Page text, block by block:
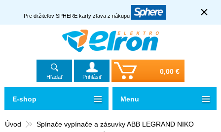
Pre držiteľov SPHERE karty zľava z nákupu ×
Hľadať Prihlásiť
0,00 €
Úvod
Spínače vypínače a zásuvky ABB LEGRAND NIKO
E-shop Menu